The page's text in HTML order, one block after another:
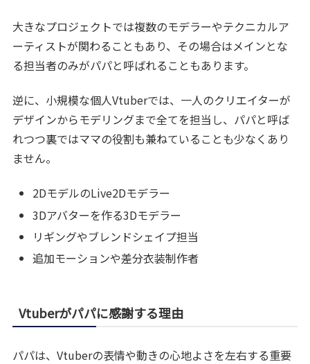
大きなプロジェクトでは複数のモデラーやテクニカルア
ーティストが関わることもあり、その場合はメインとな
る担当者のみがパパと呼ばれることもあります。
逆に、小規模な個人Vtuberでは、一人のクリエイターが
デザインからモデリングまで全てを担当し、パパと呼ば
れつつ裏ではママの役割も兼ねていることも少なくあり
ません。
2DモデルのLive2Dモデラー
3Dアバターを作る3Dモデラー
リギングやブレンドシェイプ担当
追加モーションや差分衣装制作者
Vtuberがパパに感謝する理由
パパは、Vtuberの表情や動きの心地よさを左右する重要